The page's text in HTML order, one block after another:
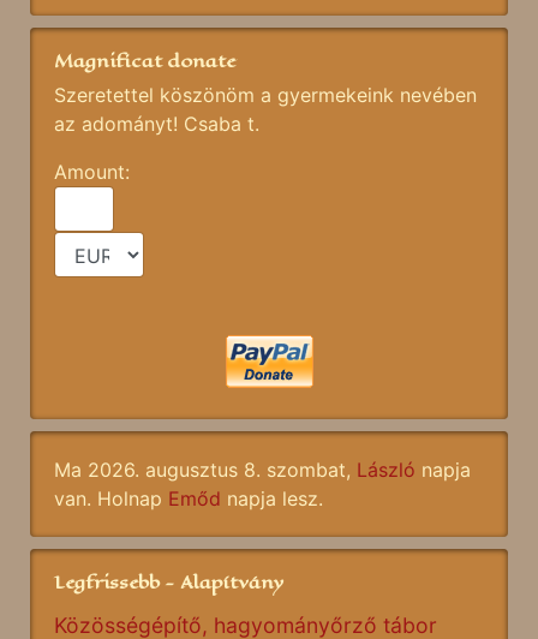
Magnificat donate
Szeretettel köszönöm a gyermekeink nevében
az adományt! Csaba t.
Amount:
Ma 2026. augusztus 8. szombat, László napja
van. Holnap Emőd napja lesz.
Legfrissebb - Alapítvány
Közösségépítő, hagyományőrző tábor